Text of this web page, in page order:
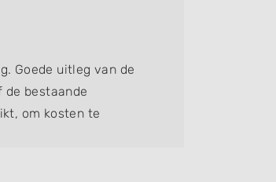
Goede uitleg van de
de bestaande
om kosten te